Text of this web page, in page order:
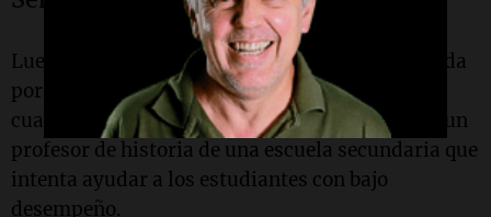
Luego de tres temporadas, la serie protagonizada
por el comediante Gabriel Iglesias no tendrá un
cuarta entrega. En la producción tiene el rol de un
profesor de historia de una escuela secundaria que
intenta ayudar a los estudiantes con bajo
desempeño.